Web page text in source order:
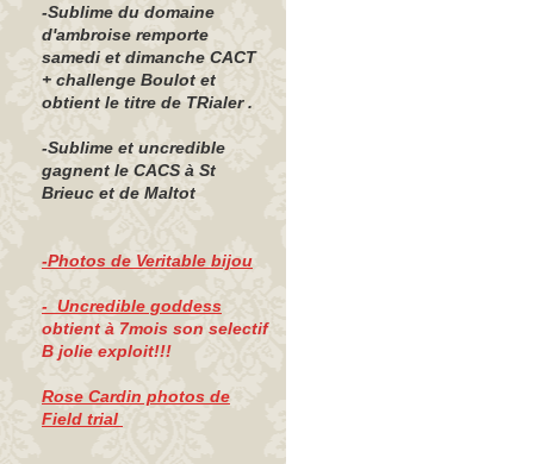
-Sublime du domaine
d'ambroise remporte
samedi et dimanche CACT
+ challenge Boulot et
obtient le titre de TRialer .
-Sublime et uncredible
gagnent le CACS à St
Brieuc et de Maltot
-Photos de Veritable bijou
- Uncredible goddess
obtient à 7mois son selectif
B jolie exploit!!!
Rose Cardin photos de
Field trial